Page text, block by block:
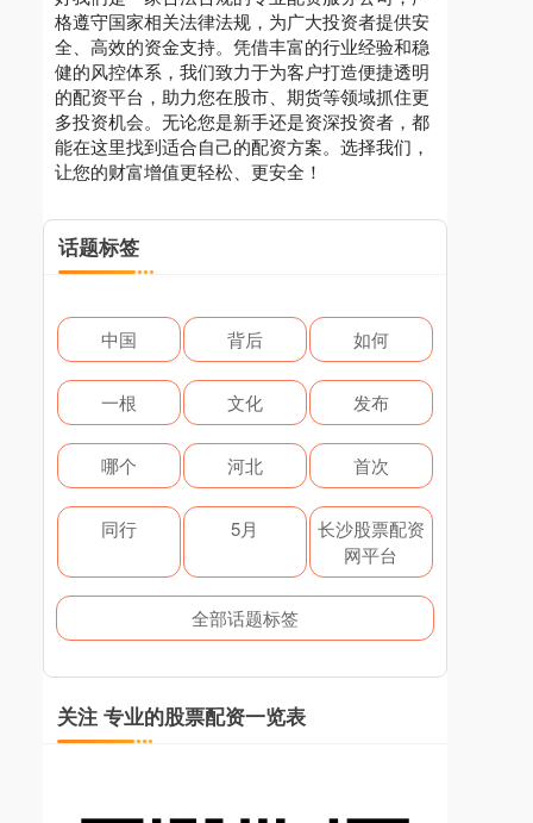
格遵守国家相关法律法规，为广大投资者提供安
全、高效的资金支持。凭借丰富的行业经验和稳
健的风控体系，我们致力于为客户打造便捷透明
的配资平台，助力您在股市、期货等领域抓住更
多投资机会。无论您是新手还是资深投资者，都
能在这里找到适合自己的配资方案。选择我们，
让您的财富增值更轻松、更安全！
话题标签
中国 背后 如何
一根 文化 发布
哪个 河北 首次
同行 5月
长沙股票配资
网平台
全部话题标签
关注 专业的股票配资一览表